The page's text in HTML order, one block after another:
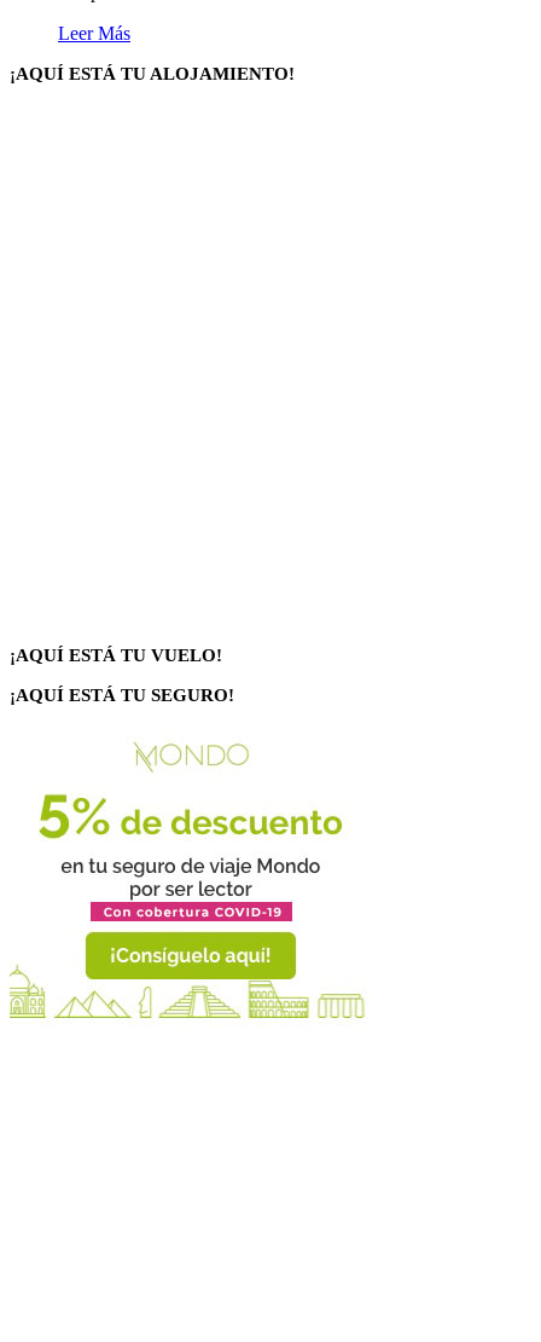
Leer Más
¡AQUÍ ESTÁ TU ALOJAMIENTO!
¡AQUÍ ESTÁ TU VUELO!
¡AQUÍ ESTÁ TU SEGURO!